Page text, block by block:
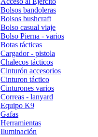
Bolsos bandoleras
Bolsos bushcraft
Bolso casual viaje
Bolso Pierna - varios
Botas tácticas
Cargador - pistola
Chalecos tácticos
Cinturón accesorios
Cinturon táctico
Cinturones varios
Correas - lanyard
Equipo K9
Gafas
Herramientas
Iluminación